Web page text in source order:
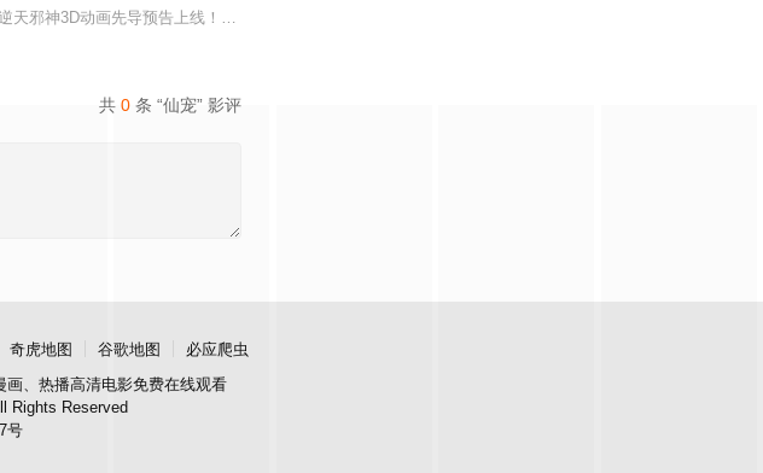
两人在洞房夜发起暗杀，却发现彼此皆是不死之身。为了得到对方宗门的秘
脉，再现世间！醉卧美人膝，成就丹道至尊！
天邪神3D动画先导预告上线！掌天毒之珠，承邪神之血，修逆天之力。高能工作室出品，爱奇艺全网独播，
共 0 条 “仙宠” 影评
奇虎地图 谷歌地图
必应爬虫
、热播高清电影免费在线观看
Rights Reserved
号